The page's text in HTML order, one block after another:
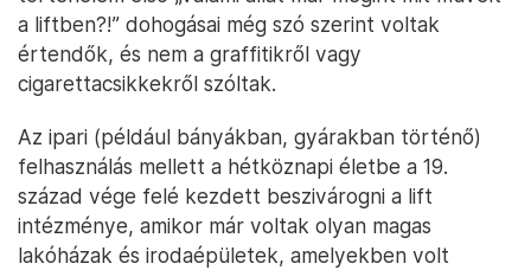
a liftben?!” dohogásai még szó szerint voltak
értendők, és nem a graffitikről vagy
cigarettacsikkekről szóltak.
Az ipari (például bányákban, gyárakban történő)
felhasználás mellett a hétköznapi életbe a 19.
század vége felé kezdett beszivárogni a lift
intézménye, amikor már voltak olyan magas
lakóházak és irodaépületek, amelyekben volt